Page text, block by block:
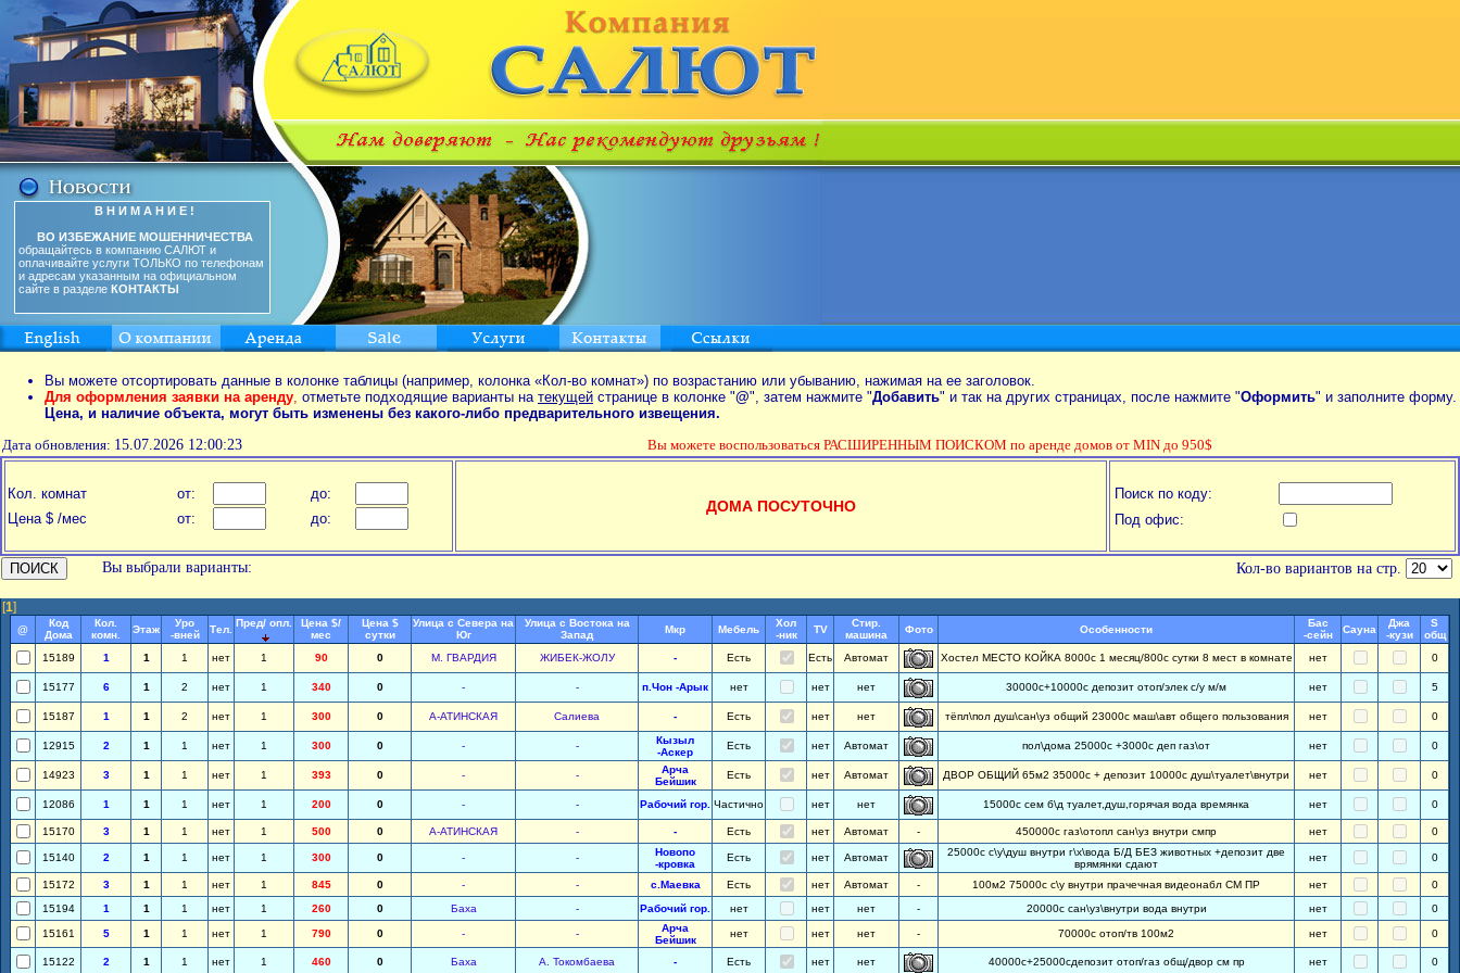
В Н И М А Н И Е !
ВО ИЗБЕЖАНИЕ МОШЕННИЧЕСТВА
обращайтесь в компанию САЛЮТ и
оплачивайте услуги ТОЛЬКО по телефонам
и адресам указанным на официальном
сайте в разделе КОНТАКТЫ
Вы можете отсортировать данные в колонке таблицы (например, колонка «Кол-во комнат») по возрастанию или убыванию, нажимая на ее заголовок.
Для оформления заявки на аренду, отметьте подходящие варианты на текущей странице в колонке "@", затем нажмите "Добавить" и так на других страницах, после нажмите "Оформить" и заполните форму.
Цена, и наличие объекта, могут быть изменены без какого-либо предварительного извещения.
Дата обновления: 15.07.2026 12:00:23 Вы можете воспользоваться РАСШИРЕННЫМ ПОИСКОМ по аренде домов от MIN до 950$
Кол. комнат от:
до:
Цена $ /мес
от: до:
ДОМА ПОСУТОЧНО
Поиск по коду:
Под офис:
Вы выбрали варианты: Кол-во вариантов на стр.
[1]
@
Код
Дома
Кол.
комн.
Этаж
Уро
-вней
Тел.
Пред/ опл.
Цена $/
мес
Цена $
сутки
Улица с Севера на
Юг
Улица с Востока на
Запад
Мкр Мебель
Хол
-ник
TV
Стир.
машина
Фото Особенности
Бас
-сейн
Сауна
Джа
-кузи
S
общ
15189
1 1 1 нет 1 90 0 М. ГВАРДИЯ ЖИБЕК-ЖОЛУ - Есть Есть Автомат Хостел МЕСТО КОЙКА 8000с 1 месяц/800с сутки 8 мест в комнате нет 0
15177 6 1 2 нет 1 340 0 - - п.Чон -Арык нет нет нет 30000с+10000с депозит отоп/элек с/у м/м нет 5
15187 1 1 2 нет 1 300 0 А-АТИНСКАЯ Салиева - Есть нет нет тёпл\пол душ\сан\уз общий 23000с маш\авт общего пользования нет 0
12915 2 1 1 нет 1 300 0 - -
Кызыл
-Аскер
Есть нет Автомат пол\дома 25000с +3000с деп газ\от нет 0
14923 3 1 1 нет 1 393 0 - -
Арча
Бейшик
Есть нет Автомат ДВОР ОБЩИЙ 65м2 35000с + депозит 10000с душ\туалет\внутри нет 0
12086 1 1 1 нет 1 200 0 - - Рабочий гор. Частично нет нет 15000с сем б\д туалет,душ,горячая вода времянка нет 0
15170 3 1 1 нет 1 500 0 А-АТИНСКАЯ - - Есть нет Автомат - 450000с газ\отопл сан\уз внутри смпр нет 0
15140 2 1 1 нет 1 300 0 - -
Новопо
-кровка
Есть нет Автомат
25000с с\у\душ внутри г\х\вода Б/Д БЕЗ животных +депозит две
врямянки сдают
нет 0
15172 3 1 1 нет 1 845 0 - - с.Маевка Есть нет Автомат - 100м2 75000с с\у внутри прачечная видеонабл СМ ПР нет
0
15194
1 1 1 нет 1 260 0 Баха - Рабочий гор. нет нет нет - 20000с сан\уз\внутри вода внутри нет 0
15161 5 1 1 нет 1 790 0 - -
Арча
Бейшик
нет нет нет - 70000с отоп/тв 100м2 нет 0
15122 2 1 1 нет 1 460 0 Баха А. Токомбаева - Есть нет нет 40000с+25000сдепозит отоп/газ общ/двор см пр нет 0